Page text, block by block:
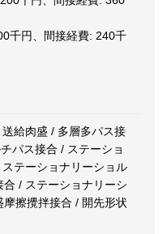
千円、間接経費: 240千
給肉盛 / 多層多パス接
パス接合 / ステーショ
テーショナリーショル
/ ステーショナリーシ
擦攪拌接合 / 開先形状